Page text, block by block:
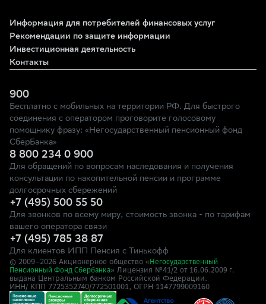
Информация для потребителей финансовых услуг
Рекомендации по защите информации
Инвестиционная деятельность
Контакты
900
Бесплатно с мобильных на территории РФ. Для быстрого
соединения с оператором проговорите голосовому
помощнику фразу: «Негосударственный пенсионный фонд
СберБанка»
8 800 234 0 900
Для обращений по вопросам наследования и получения
консультации по накопительной пенсии и программе
долгосрочных сбережений
+7 (495) 500 55 50
Для звонков по всему миру, стоимость звонка - по тарифам
вашего оператора связи
+7 (495) 785 38 87
Для клиентов ИПП Пенсия с Тинькофф
© 2009–2026 Акционерное общество « Негосударственный
Пенсионный Фонд Сбербанка» Лицензия №41/2 от 16.06.2009 г.
выдана Центральным банком Российской Федерации.
ИНН/ КПП 7725352740/772501001, ОГРН 1147799009160